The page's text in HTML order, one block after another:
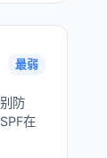
最弱
防
在